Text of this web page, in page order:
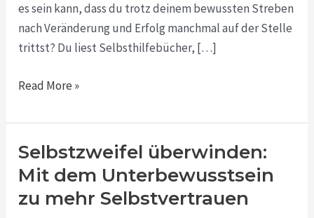
es sein kann, dass du trotz deinem bewussten Streben
nach Veränderung und Erfolg manchmal auf der Stelle
trittst? Du liest Selbsthilfebücher, […]
Read More »
Selbstzweifel überwinden:
Mit dem Unterbewusstsein
zu mehr Selbstvertrauen
Selbstzweifel
überwinden:
dem